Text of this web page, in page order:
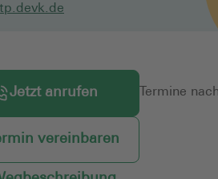
Jetzt anrufen
vereinbaren
Termine